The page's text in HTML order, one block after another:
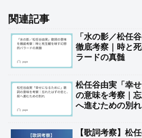
関連記事
「水の影／松任
徹底考察｜時と
ラードの真髄
松任谷由実「幸
の意味を考察｜
へ進むための別れ
【歌詞考察】松